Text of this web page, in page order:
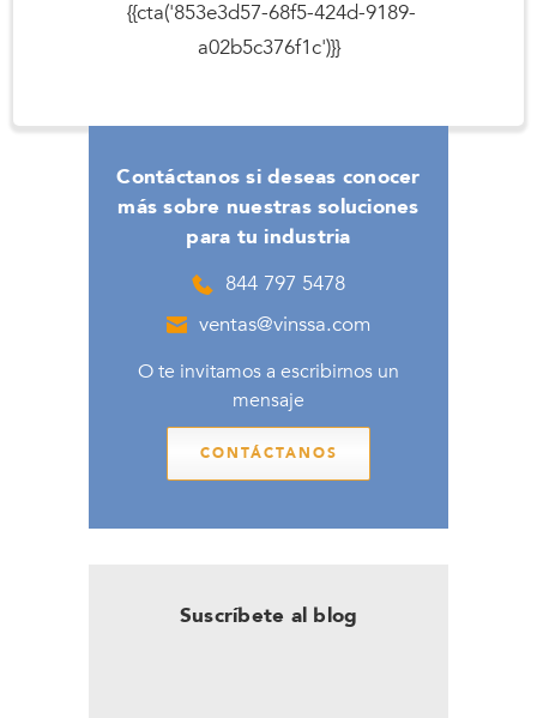
{{cta('853e3d57-68f5-424d-9189-
a02b5c376f1c')}}
Contáctanos si deseas conocer
más sobre nuestras soluciones
para tu industria
844 797 5478
ventas@vinssa.com
O te invitamos a escribirnos un
mensaje
CONTÁCTANOS
Suscríbete al blog